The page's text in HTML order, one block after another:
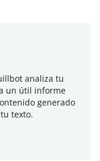
analiza tu
un útil informe
generado
texto.